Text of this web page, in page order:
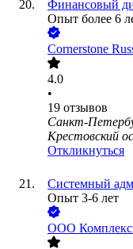
Финансовый
Опыт более 6
Cornerstone
4.0
•
19 отзывов
Санкт-
Крестовский
Откликнуться
Системный
Опыт 3-6 лет
ООО